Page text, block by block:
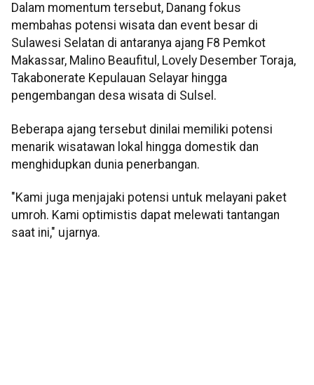
Dalam momentum tersebut, Danang fokus
membahas potensi wisata dan event besar di
Sulawesi Selatan di antaranya ajang F8 Pemkot
Makassar, Malino Beaufitul, Lovely Desember Toraja,
Takabonerate Kepulauan Selayar hingga
pengembangan desa wisata di Sulsel.
Beberapa ajang tersebut dinilai memiliki potensi
menarik wisatawan lokal hingga domestik dan
menghidupkan dunia penerbangan.
"Kami juga menjajaki potensi untuk melayani paket
umroh. Kami optimistis dapat melewati tantangan
saat ini," ujarnya.